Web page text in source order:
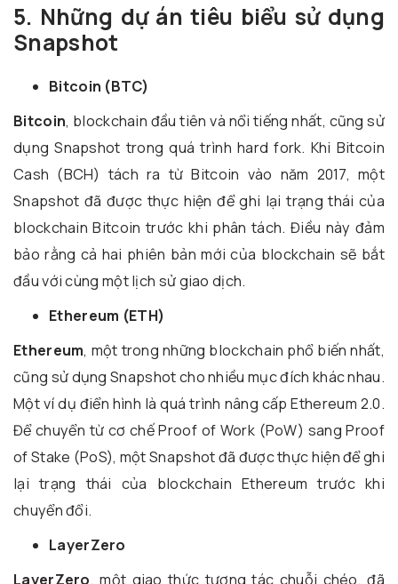
5. Những dự án tiêu biểu sử dụng
Snapshot
Bitcoin (BTC)
Bitcoin, blockchain đầu tiên và nổi tiếng nhất, cũng sử
dụng Snapshot trong quá trình hard fork. Khi Bitcoin
Cash (BCH) tách ra từ Bitcoin vào năm 2017, một
Snapshot đã được thực hiện để ghi lại trạng thái của
blockchain Bitcoin trước khi phân tách. Điều này đảm
bảo rằng cả hai phiên bản mới của blockchain sẽ bắt
đầu với cùng một lịch sử giao dịch.
Ethereum (ETH)
Ethereum, một trong những blockchain phổ biến nhất,
cũng sử dụng Snapshot cho nhiều mục đích khác nhau.
Một ví dụ điển hình là quá trình nâng cấp Ethereum 2.0.
Để chuyển từ cơ chế Proof of Work (PoW) sang Proof
of Stake (PoS), một Snapshot đã được thực hiện để ghi
lại trạng thái của blockchain Ethereum trước khi
chuyển đổi.
LayerZero
LayerZero, một giao thức tương tác chuỗi chéo, đã